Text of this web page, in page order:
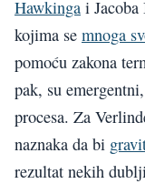
Hawkinga i
kojima se mnoga
pomoću zakona
pak, su
procesa. Za
naznaka da bi
rezultat nekih